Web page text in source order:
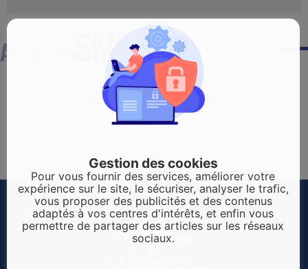
ALERTES SMS
CRÉER UNE ALERTE SMS
Gestion des cookies
Pour vous fournir des services, améliorer votre
expérience sur le site, le sécuriser, analyser le trafic,
vous proposer des publicités et des contenus
adaptés à vos centres d'intérêts, et enfin vous
permettre de partager des articles sur les réseaux
sociaux.